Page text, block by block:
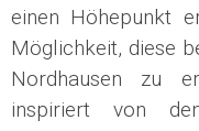
einen Höhepunkt
Möglichkeit, diese
Nordhausen zu
inspiriert von